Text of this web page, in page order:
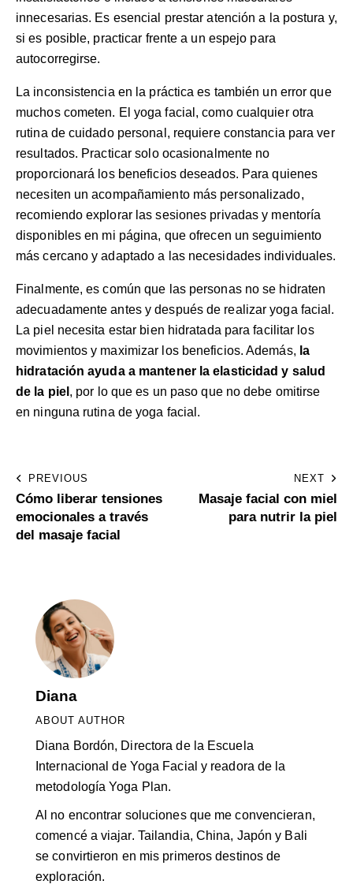
innecesarias. Es esencial prestar atención a la postura y,
si es posible, practicar frente a un espejo para
autocorregirse.
La inconsistencia en la práctica es también un error que
muchos cometen. El yoga facial, como cualquier otra
rutina de cuidado personal, requiere constancia para ver
resultados. Practicar solo ocasionalmente no
proporcionará los beneficios deseados. Para quienes
necesiten un acompañamiento más personalizado,
recomiendo explorar lassesiones privadas y mentoría
disponibles en mi página, que ofrecen un seguimiento
más cercano y adaptado a las necesidades individuales.
Finalmente, es común que las personas no se hidraten
adecuadamente antes y después de realizar yoga facial.
La piel necesita estar bien hidratada para facilitar los
movimientos y maximizar los beneficios. Además, la
hidratación ayuda a mantener la elasticidad y salud
de la piel , por lo que es un paso que no debe omitirse
en ninguna rutina de yoga facial.
PREVIOUS
Cómo liberar tensiones
emocionales a través
del masaje facial
NEXT
Masaje facial con miel
para nutrir la piel
Diana
ABOUT AUTHOR
Diana Bordón, Directora de la Escuela
Internacional de Yoga Facial y readora de la
metodología Yoga Plan.
Al no encontrar soluciones que me convencieran,
comencé a viajar. Tailandia, China, Japón y Bali
se convirtieron en mis primeros destinos de
exploración.